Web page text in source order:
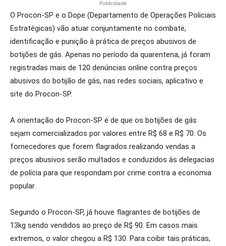
Publicidade
O Procon-SP e o Dope (Departamento de Operações Policiais
Estratégicas) vão atuar conjuntamente no combate,
identificação e punição à prática de preços abusivos de
botijões de gás. Apenas no período da quarentena, já foram
registradas mais de 120 denúncias online contra preços
abusivos do botijão de gás, nas redes sociais, aplicativo e
site do Procon-SP.
A orientação do Procon-SP é de que os botijões de gás
sejam comercializados por valores entre R$ 68 e R$ 70. Os
fornecedores que forem flagrados realizando vendas a
preços abusivos serão multados e conduzidos às delegacias
de polícia para que respondam por crime contra a economia
popular.
Segundo o Procon-SP, já houve flagrantes de botijões de
13kg sendo vendidos ao preço de R$ 90. Em casos mais
extremos, o valor chegou a R$ 130. Para coibir tais práticas,